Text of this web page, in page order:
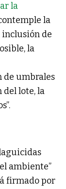
la
la
de
la
de umbrales
del lote, la
ambiente”
firmado por